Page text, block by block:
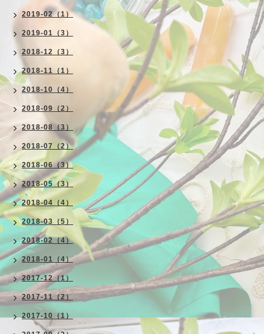
2019-02（1）
2019-01（3）
2018-12（3）
2018-11（1）
2018-10（4）
2018-09（2）
2018-08（3）
2018-07（2）
2018-06（3）
2018-05（3）
2018-04（4）
2018-03（5）
2018-02（4）
2018-01（4）
2017-12（1）
2017-11（2）
2017-10（1）